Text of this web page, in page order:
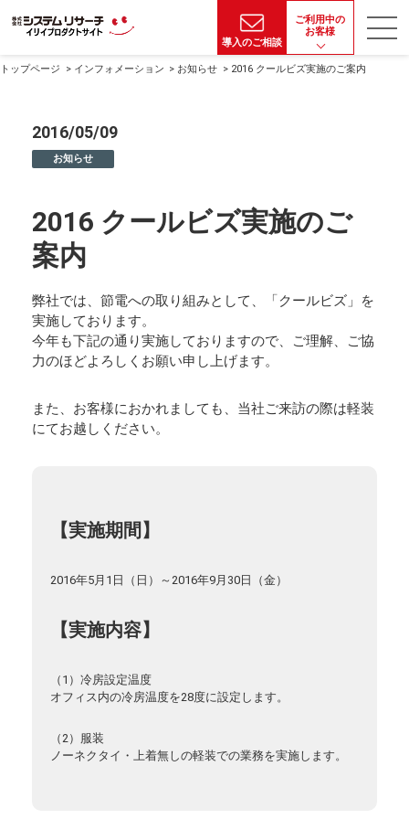
導入のご相談
ご利用中の
お客様
トップページ インフォメーション お知らせ 2016 クールビズ実施のご案内
2016/05/09
お知らせ
2016 クールビズ実施のご
案内
弊社では、節電への取り組みとして、「クールビズ」を
実施しております。
今年も下記の通り実施しておりますので、ご理解、ご協
力のほどよろしくお願い申し上げます。
また、お客様におかれましても、当社ご来訪の際は軽装
にてお越しください。
【実施期間】
2016年5月1日（日）～2016年9月30日（金）
【実施内容】
（1）冷房設定温度
オフィス内の冷房温度を28度に設定します。
（2）服装
ノーネクタイ・上着無しの軽装での業務を実施します。